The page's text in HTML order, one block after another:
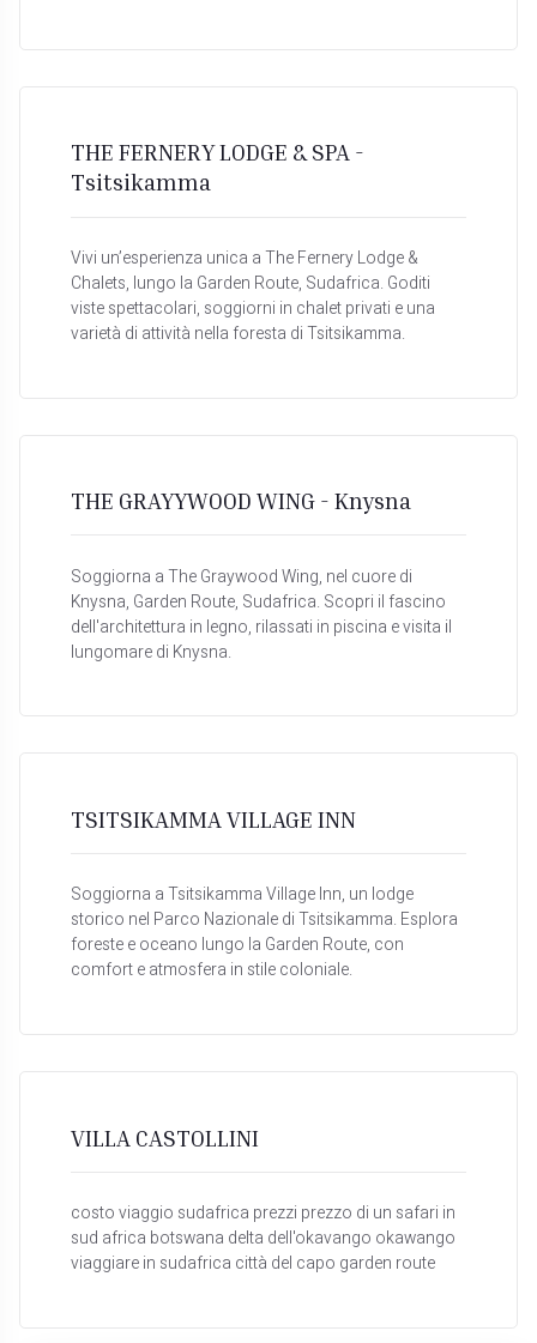
THE FERNERY LODGE & SPA -
Tsitsikamma
Vivi un’esperienza unica a The Fernery Lodge &
Chalets, lungo la Garden Route, Sudafrica. Goditi
viste spettacolari, soggiorni in chalet privati e una
varietà di attività nella foresta di Tsitsikamma.
THE GRAYYWOOD WING - Knysna
Soggiorna a The Graywood Wing, nel cuore di
Knysna, Garden Route, Sudafrica. Scopri il fascino
dell'architettura in legno, rilassati in piscina e visita il
lungomare di Knysna.
TSITSIKAMMA VILLAGE INN
Soggiorna a Tsitsikamma Village Inn, un lodge
storico nel Parco Nazionale di Tsitsikamma. Esplora
foreste e oceano lungo la Garden Route, con
comfort e atmosfera in stile coloniale.
VILLA CASTOLLINI
costo viaggio sudafrica prezzi prezzo di un safari in
sud africa botswana delta dell'okavango okawango
viaggiare in sudafrica città del capo garden route